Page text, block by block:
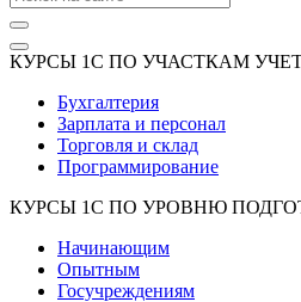
КУРСЫ 1С ПО УЧАСТКАМ
Бухгалтерия
Зарплата и персонал
Торговля и склад
Программирование
КУРСЫ 1С ПО УРОВНЮ
Начинающим
Опытным
Госучреждениям